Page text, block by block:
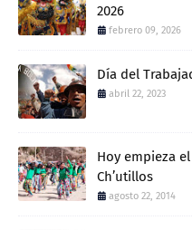
2026
febrero 09, 2026
Día del
abril 22, 2023
Hoy empieza
Ch’utillos
agosto 22, 2014